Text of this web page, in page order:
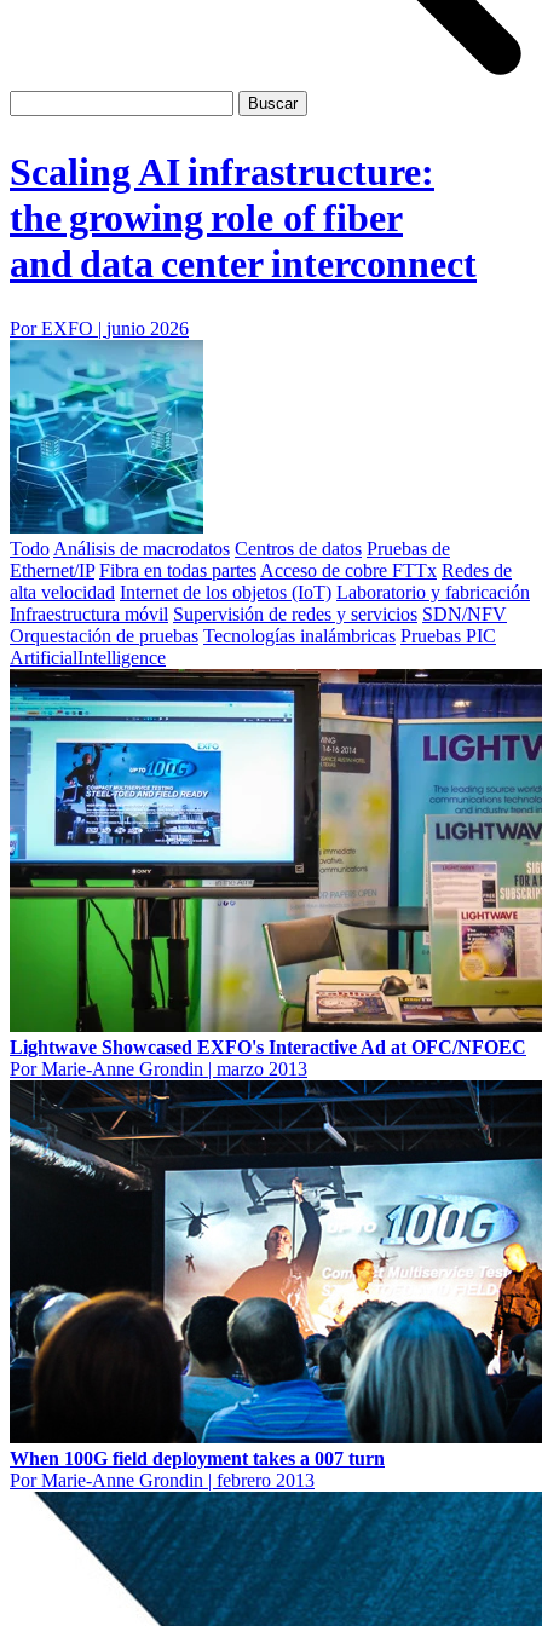
Scaling AI infrastructure:
the growing role of fiber
and data center interconnect
Por EXFO | junio 2026
Todo Análisis de macrodatos Centros de datos Pruebas de
Ethernet/IP Fibra en todas partes Acceso de cobre FTTx Redes de
alta velocidad Internet de los objetos (IoT) Laboratorio y fabricación
Infraestructura móvil Supervisión de redes y servicios SDN/NFV
Orquestación de pruebas Tecnologías inalámbricas Pruebas PIC
ArtificialIntelligence
Lightwave Showcased EXFO's Interactive Ad at OFC/NFOEC
Por Marie-Anne Grondin | marzo 2013
When 100G field deployment takes a 007 turn
Por Marie-Anne Grondin | febrero 2013